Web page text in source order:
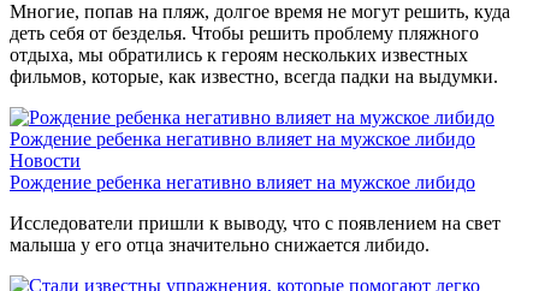
Многие, попав на пляж, долгое время не могут решить, куда
деть себя от безделья. Чтобы решить проблему пляжного
отдыха, мы обратились к героям нескольких известных
фильмов, которые, как известно, всегда падки на выдумки.
Рождение ребенка негативно влияет на мужское либидо
Новости
Рождение ребенка негативно влияет на мужское либидо
Исследователи пришли к выводу, что с появлением на свет
малыша у его отца значительно снижается либидо.